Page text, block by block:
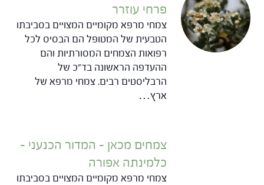
פרחי עוזרר
צמחי מרפא מקומיים המצויים בסביבתו
הטבעית של המטופל הם הבסיס לכל
רפואות הצמחים המסורתיות והם
ההעדפה הראשונה בד"כ של
הרבליסטים רבים. צמחי מרפא של
ארץ…
צמחים מכאן – המדור הכנעני –
כלמינתה אפורה
צמחי מרפא מקומיים המצויים בסביבתו